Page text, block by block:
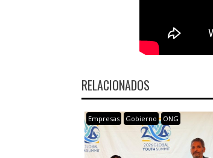
RELACIONADOS
Empresas Gobierno ONG